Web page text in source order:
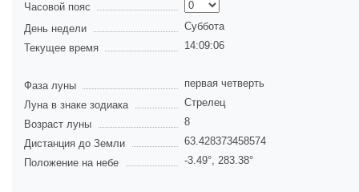
Часовой пояс
День недели
Суббота
Текущее время
14:09:07
Фаза луны
первая четверть
Луна в знаке зодиака
Стрелец
Возраст луны
8
Дистанция до Земли
63.428373458574
Положение на небе
-3.49°, 283.38°